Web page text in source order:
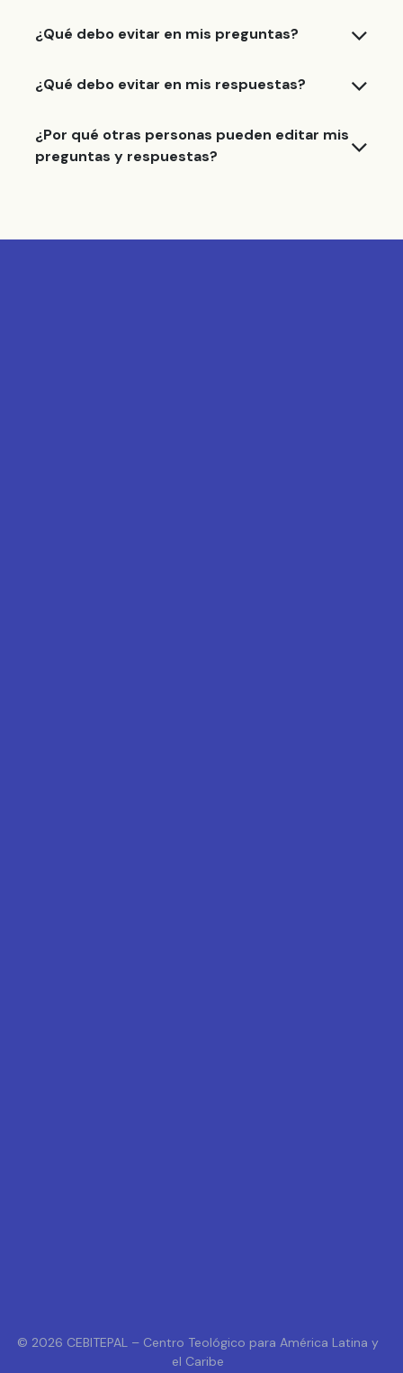
¿Qué debo evitar en mis preguntas?
¿Qué debo evitar en mis respuestas?
¿Por qué otras personas pueden editar mis
preguntas y respuestas?
© 2026 CEBITEPAL – Centro Teológico para América Latina y
el Caribe